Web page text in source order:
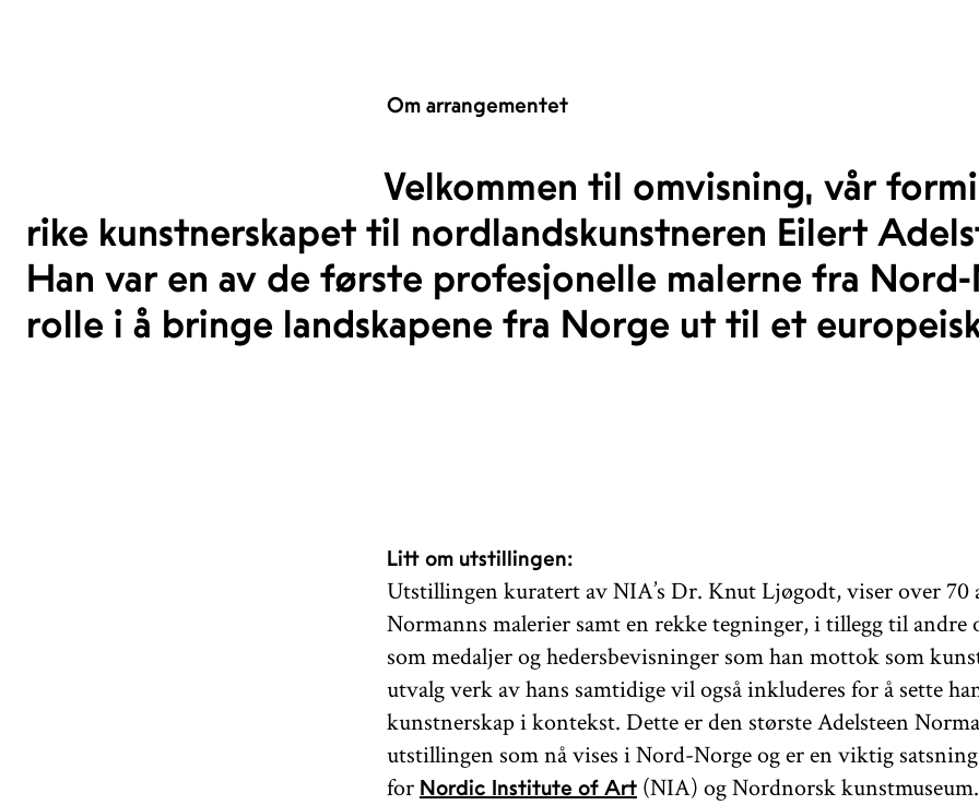
Om arrangementet
Velkommen til omvisning, vår
rike kunstnerskapet til nordlandskunstneren Eilert
Han var en av de første profesjonelle malerne fra
rolle i å bringe landskapene fra Norge ut til et
Litt om utstillingen:
Utstillingen kuratert av NIA’s Dr. Knut Ljøgodt, viser over 70
Normanns malerier samt en rekke tegninger, i tillegg til andre
som medaljer og hedersbevisninger som han mottok som
utvalg verk av hans samtidige vil også inkluderes for å sette
kunstnerskap i kontekst. Dette er den største Adelsteen
utstillingen som nå vises i Nord-Norge og er en viktig satsning
for Nordic Institute of Art (NIA) og Nordnorsk kunstmuseum.